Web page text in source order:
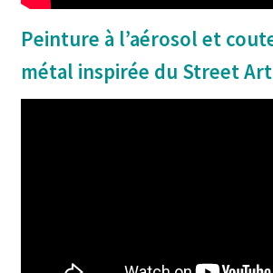
Peinture à l’aérosol et
métal inspirée du Street Art